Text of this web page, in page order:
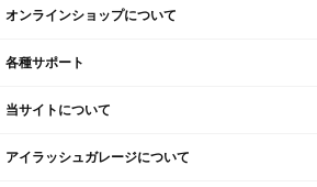
オンラインショップについて
各種サポート
当サイトについて
アイラッシュガレージについて